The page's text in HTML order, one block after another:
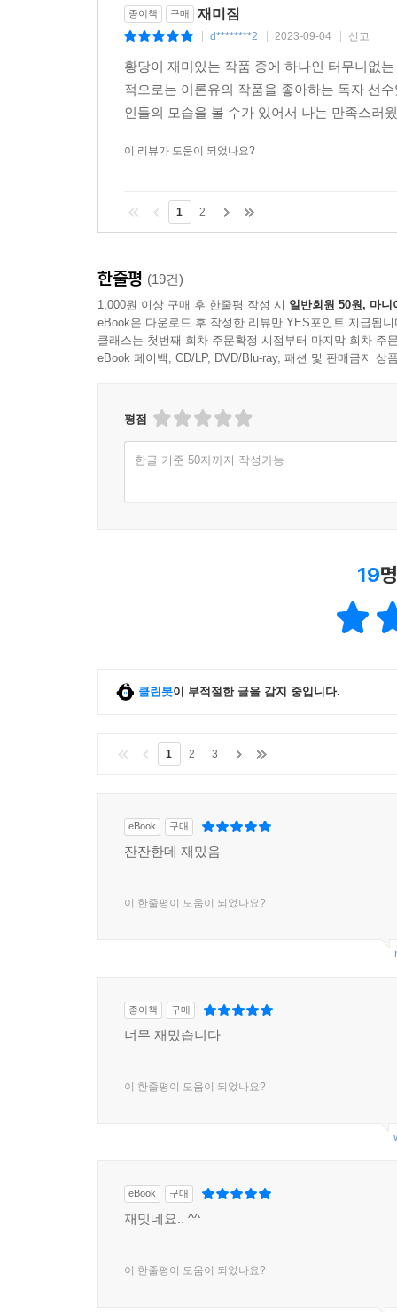
종이책 구매 재미짐
d********2 2023-09-04 신고
황당이 재미있는 작품 중에 하나인 터무니없
적으로는 이론유의 작품을 좋아하는 독자 선
인들의 모습을 볼 수가 있어서 나는 만족스러
이 리뷰가 도움이 되었나요?
1 2
한줄평 (19건)
1,000원 이상 구매 후 한줄평 작성 시 일반회원 50원, 마니
eBook은 다운로드 후 작성한 리뷰만 YES포인트 지급됩니
클래스는 첫번째 회차 주문확정 시점부터 마지막 회차 주
eBook 페이백, CD/LP, DVD/Blu-ray, 패션 및 판매금지 상
평점
한글 기준 50자까지 작성가능
19
클린봇이 부적절한 글을 감지 중입니다.
1 2 3
eBook 구매
잔잔한데 재밌음
이 한줄평이 도움이 되었나요?
종이책 구매
너무 재밌습니다
이 한줄평이 도움이 되었나요?
eBook 구매
재밋네요.. ^^
이 한줄평이 도움이 되었나요?